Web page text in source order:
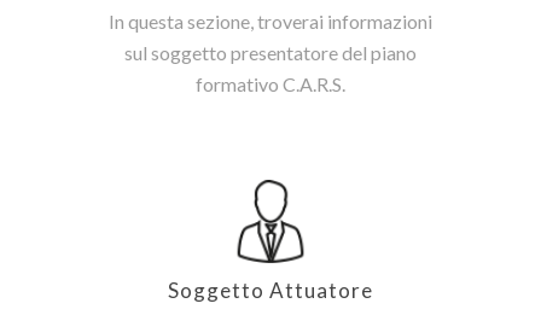
In questa sezione, troverai informazioni
sul soggetto presentatore del piano
formativo C.A.R.S.
Soggetto Attuatore